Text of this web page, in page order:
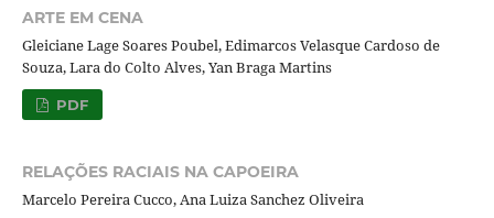
ARTE EM CENA
Gleiciane Lage Soares Poubel, Edimarcos Velasque Cardoso de
Souza, Lara do Colto Alves, Yan Braga Martins
PDF
RELAÇÕES RACIAIS NA CAPOEIRA
Marcelo Pereira Cucco, Ana Luiza Sanchez Oliveira